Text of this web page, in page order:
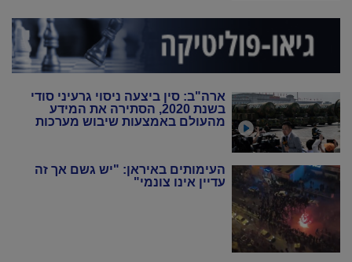
ארה"ב: סין ביצעה ניסוי גרעיני סודי
בשנת 2020, הסתירה את המידע
מהעולם באמצעות שיבוש מערכות
העימותים באיראן: "יש גשם אך זה
עדיין אינו צונמי"